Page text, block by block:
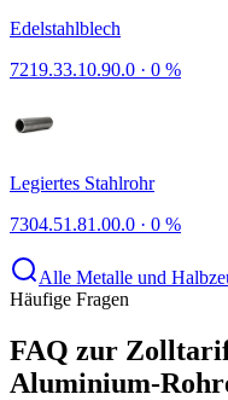
Edelstahlblech
7219.33.10.90.0 · 0 %
Legiertes Stahlrohr
7304.51.81.00.0 · 0 %
Alle Metalle und
Häufige Fragen
FAQ zur
Aluminium-